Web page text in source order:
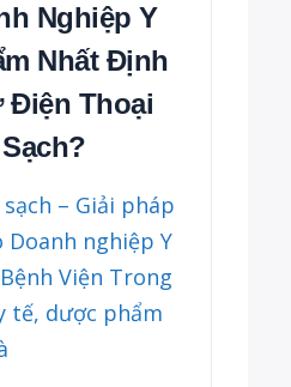
Nghiệp Y
Nhất Định
Điện Thoại
– Giải pháp
nghiệp Y
Viện Trong
tế, dược phẩm